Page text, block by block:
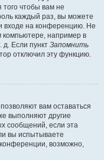
того чтобы вам не
каждый раз, вы можете
входе на конференцию. Не
компьютере, например в
д. Если пункт Запомнить
отключил эту функцию.
вам оставаться
выполняют другие
сообщений, если эта
вы испытываете
возможно,